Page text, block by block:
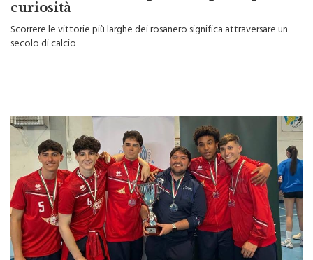
Tutte le goleade nella storia del Palermo:
il record contro Trapani e le principali
curiosità